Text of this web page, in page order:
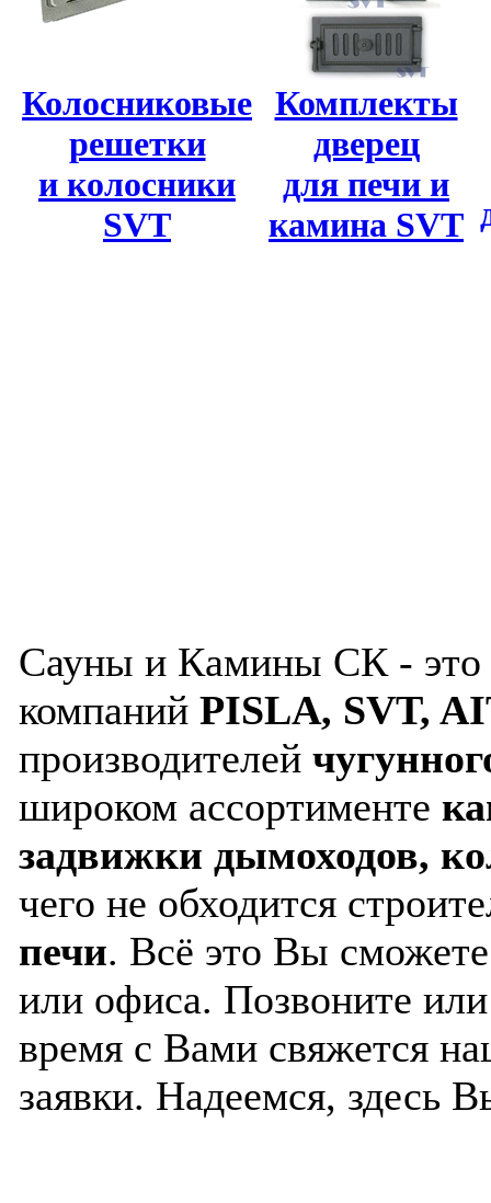
Колосниковые
решетки
и колосники
SVT
Комплекты
дверец
для печи и
камина SVT
Сауны и Камины СК - это
компаний PISLA, SVT,
производителей
широком ассортименте
задвижки дымоходов,
чего не обходится
печи. Всё это Вы
или офиса. Позвоните
время с Вами свяжется
заявки. Надеемся, здесь